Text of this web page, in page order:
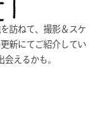
訪ねて、撮影＆スケ
新にてご紹介してい
えるかも。